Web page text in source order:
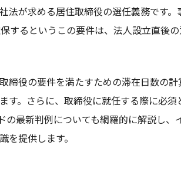
法が求める居住取締役の選任義務です。
するというこの要件は、法人設立直後
締役の要件を満たすための滞在日数の
す。さらに、取締役に就任する際に必須
最新判例についても網羅的に解説し、
提供します。